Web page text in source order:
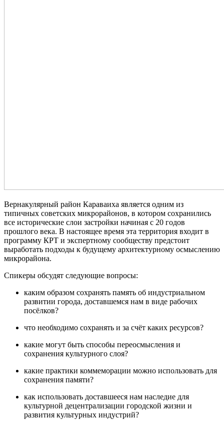
Вернакулярный район Караваиха является одним из
типичных советских микрорайонов, в котором сохранились
все исторические слои застройки начиная с 20 годов
прошлого века. В настоящее время эта территория входит в
программу КРТ и экспертному сообществу предстоит
выработать подходы к будущему архитектурному осмыслению
микрорайона.
Спикеры обсудят следующие вопросы:
каким образом сохранять память об индустриальном
развитии города, доставшемся нам в виде рабочих
посёлков?
что необходимо сохранять и за счёт каких ресурсов?
какие могут быть способы переосмысления и
сохранения культурного слоя?
какие практики коммеморации можно использовать для
сохранения памяти?
как использовать доставшееся нам наследие для
культурной децентрализации городской жизни и
развития культурных индустрий?